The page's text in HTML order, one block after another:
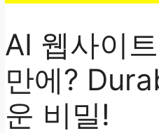
AI 웹사이
만에?
운 비밀!